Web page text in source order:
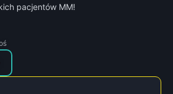
pacjentów MM!